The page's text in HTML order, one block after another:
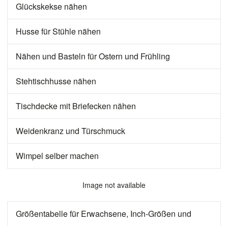
Glückskekse nähen
Husse für Stühle nähen
Nähen und Basteln für Ostern und Frühling
Stehtischhusse nähen
Tischdecke mit Briefecken nähen
Weidenkranz und Türschmuck
Wimpel selber machen
Image not available
Größentabelle für Erwachsene, Inch-Größen und